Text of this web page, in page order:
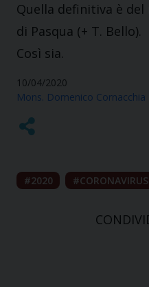
Quella definitiva è
di Pasqua (+ T. Bello).
Così sia.
10/04/2020
Mons. Domenico Cornacchia
2020 CORONAVIRUS